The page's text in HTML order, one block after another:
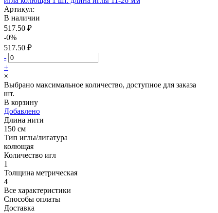
Артикул:
В наличии
517.50 ₽
-0%
517.50 ₽
-
+
×
Выбрано максимальное количество, доступное для заказа
шт.
В корзину
Добавлено
Длина нити
150 см
Тип иглы/лигатура
колющая
Количество игл
1
Толщина метрическая
4
Все характеристики
Способы оплаты
Доставка